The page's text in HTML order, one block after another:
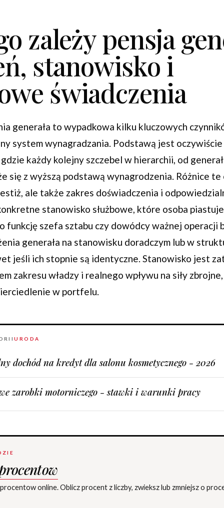
zależy pensja
stanowisko i
świadczenia
generała to wypadkowa kilku kluczowych
system wynagradzania. Podstawą jest
każdy kolejny szczebel w hierarchii, od
się z wyższą podstawą wynagrodzenia. Różnice
ale także zakres doświadczenia i
stanowisko służbowe, które osoba
funkcję szefa sztabu czy dowódcy ważnej operacji
generała na stanowisku doradczym lub w
jeśli ich stopnie są identyczne. Stanowisko jest
zakresu władzy i realnego wpływu na siły
w portfelu.
URODA
dochód na kredyt dla salonu kosmetycznego - 2026
zarobki motorniczego - stawki i warunki pracy
online. Oblicz procent z liczby, zwieksz lub zmniejsz o